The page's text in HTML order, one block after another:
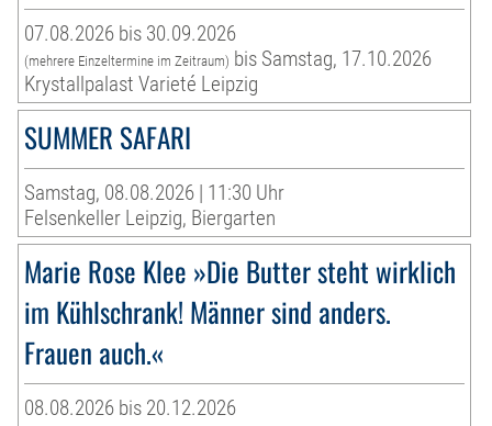
07.08.2026 bis 30.09.2026
(mehrere Einzeltermine im Zeitraum) bis Samstag, 17.10.2026
Krystallpalast Varieté Leipzig
SUMMER SAFARI
Samstag, 08.08.2026 | 11:30 Uhr
Felsenkeller Leipzig, Biergarten
Marie Rose Klee »Die Butter steht wirklich
im Kühlschrank! Männer sind anders.
Frauen auch.«
08.08.2026 bis 20.12.2026